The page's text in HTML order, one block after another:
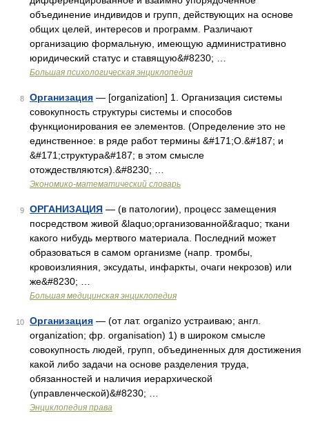
объединение индивидов и групп, действующих на основе
общих целей, интересов и программ. Различают
организацию формальную, имеющую административно
юридический статус и ставящую&#8230; …
Большая психологическая энциклопедия
8 Организация — [organization] 1. Организация системы
совокупность структуры системы и способов
функционирования ее эле­ментов. (Определение это не
единственное: в ряде работ термины &#171;О.&#187; и
&#171;структура&#187; в этом смысле
отождествляются).&#8230; …
Экономико-математический словарь
9 ОРГАНИЗАЦИЯ — (в патологии), процесс замещения
посредством живой &laquo;организованной&raquo; ткани
какого нибудь мертвого материала. Последний может
образоваться в самом организме (напр. тромбы,
кровоизлияния, эксудаты, инфаркты, очаги некрозов) или
же&#8230; …
Большая медицинская энциклопедия
10 Организация — (от лат. organizo устраиваю; англ.
organization; фр. organisation) 1) в широком смысле
совокупность людей, групп, объединенных для достижения
какой либо задачи на основе разделения труда,
обязанностей и наличия иерархической
(управленческой)&#8230; …
Энциклопедия права